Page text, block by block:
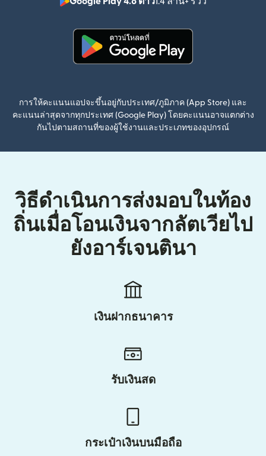
(เปิดในหน้าต่
การให้คะแนนแอปจะขึ้นอยู่กับประเทศ/ภูมิภาค (App Store) และ
คะแนนล่าสุดจากทุกประเทศ (Google Play) โดยคะแนนอาจแตกต่าง
กันไปตามสถานที่ของผู้ใช้งานและประเภทของอุปกรณ์
วิธีดำเนินการส่งมอบในท้อง
ถิ่นเมื่อโอนเงินจากลัตเวียไป
ยังอาร์เจนตินา
เงินฝากธนาคาร
รับเงินสด
กระเป๋าเงินบนมือถือ